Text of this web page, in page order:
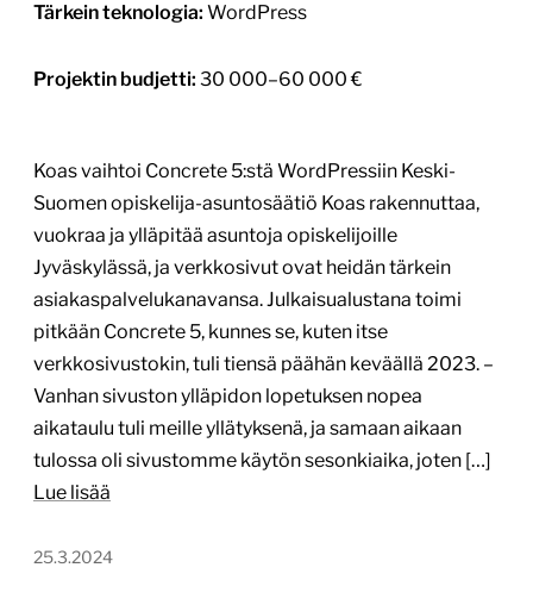
Tärkein teknologia: WordPress
Projektin budjetti: 30 000–60 000 €
Koas vaihtoi Concrete 5:stä WordPressiin Keski-
Suomen opiskelija-asuntosäätiö Koas rakennuttaa,
vuokraa ja ylläpitää asuntoja opiskelijoille
Jyväskylässä, ja verkkosivut ovat heidän tärkein
asiakaspalvelukanavansa. Julkaisualustana toimi
pitkään Concrete 5, kunnes se, kuten itse
verkkosivustokin, tuli tiensä päähän keväällä 2023. –
Vanhan sivuston ylläpidon lopetuksen nopea
aikataulu tuli meille yllätyksenä, ja samaan aikaan
tulossa oli sivustomme käytön sesonkiaika, joten […]
Lue lisää
25.3.2024